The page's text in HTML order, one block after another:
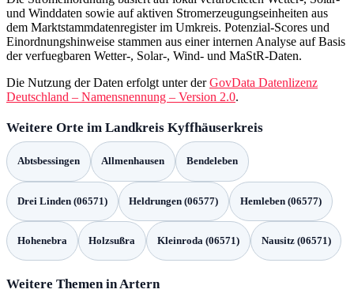
und Winddaten sowie auf aktiven Stromerzeugungseinheiten aus
dem Marktstammdatenregister im Umkreis. Potenzial-Scores und
Einordnungshinweise stammen aus einer internen Analyse auf Basis
der verfuegbaren Wetter-, Solar-, Wind- und MaStR-Daten.
Die Nutzung der Daten erfolgt unter derGovData Datenlizenz
Deutschland – Namensnennung – Version 2.0.
Weitere Orte im Landkreis Kyffhäuserkreis
Abtsbessingen Allmenhausen Bendeleben
Drei Linden (06571) Heldrungen (06577) Hemleben (06577)
Hohenebra Holzsußra Kleinroda (06571) Nausitz (06571)
Weitere Themen in Artern